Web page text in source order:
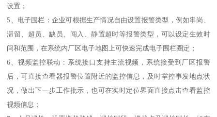
设置；
5、电子围栏：企业可根据生产情况自由设置报警类型，例如串岗、
滞留、超员、缺员、闯入、静置超时等报警类型，可以设定生效时
间和范围，在系统内厂区电子地图上可快速完成电子围栏圈定；
6、视频监控联动：系统接口支持主流视频，系统接受到厂区报警
后，可直接查看器报警位置附近的监控信息，及时掌控事发地点状
况，做出下一步工作批示，也可在实时定位界面直接点击查看监控
视频信息；